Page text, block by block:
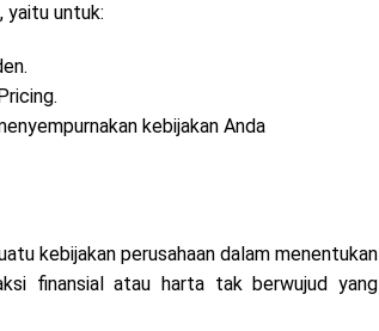
yaitu untuk:
kebijakan Anda
kebijakan perusahaan dalam menentukan
finansial atau harta tak berwujud yang